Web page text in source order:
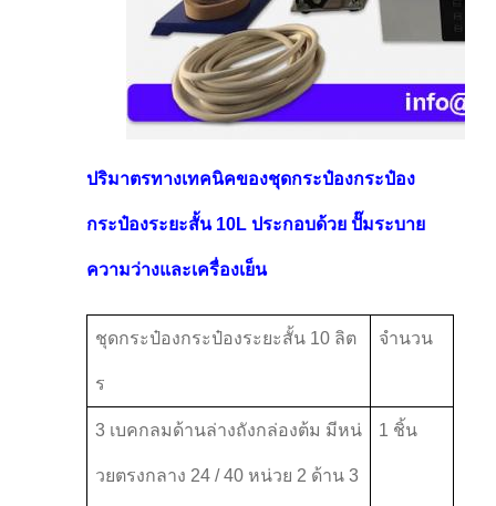
ปริมาตรทางเทคนิคของชุดกระป๋องกระป๋อง
กระป๋องระยะสั้น 10L ประกอบด้วย ปั๊มระบาย
ความว่างและเครื่องเย็น
ชุดกระป๋องกระป๋องระยะสั้น 10 ลิต
ร
จํานวน
3 เบคกลมด้านล่างถังกล่องต้ม มีหน่
วยตรงกลาง 24 / 40 หน่วย 2 ด้าน 3
1 ชิ้น